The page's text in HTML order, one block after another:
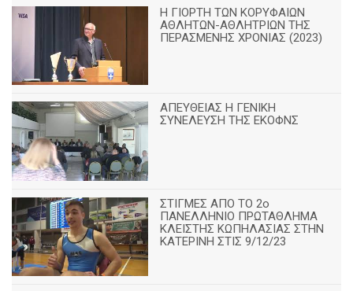
Η ΓΙΟΡΤΗ ΤΩΝ ΚΟΡΥΦΑΙΩΝ
ΑΘΛΗΤΩΝ-ΑΘΛΗΤΡΙΩΝ ΤΗΣ
ΠΕΡΑΣΜΕΝΗΣ ΧΡΟΝΙΑΣ (2023)
ΑΠΕΥΘΕΙΑΣ Η ΓΕΝΙΚΗ
ΣΥΝΕΛΕΥΣΗ ΤΗΣ ΕΚΟΦΝΣ
ΣΤΙΓΜΕΣ ΑΠΟ ΤΟ 2ο
ΠΑΝΕΛΛΗΝΙΟ ΠΡΩΤΑΘΛΗΜΑ
ΚΛΕΙΣΤΗΣ ΚΩΠΗΛΑΣΙΑΣ ΣΤΗΝ
ΚΑΤΕΡΙΝΗ ΣΤΙΣ 9/12/23